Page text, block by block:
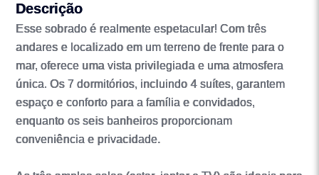
Descrição
Esse sobrado é realmente espetacular! Com três
andares e localizado em um terreno de frente para o
mar, oferece uma vista privilegiada e uma atmosfera
única. Os 7 dormitórios, incluindo 4 suítes, garantem
espaço e conforto para a família e convidados,
enquanto os seis banheiros proporcionam
conveniência e privacidade.